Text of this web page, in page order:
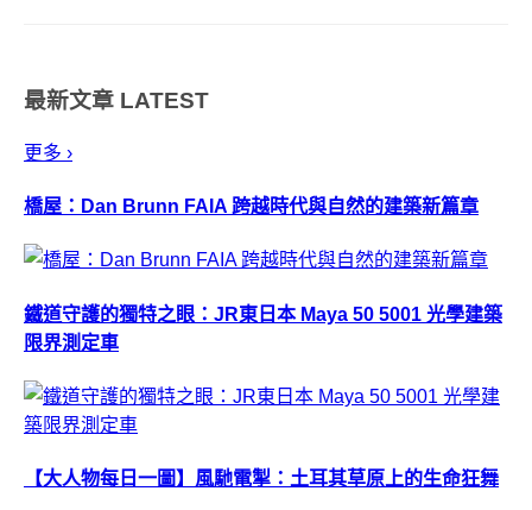
最新文章 LATEST
更多 ›
橋屋：Dan Brunn FAIA 跨越時代與自然的建築新篇章
鐵道守護的獨特之眼：JR東日本 Maya 50 5001 光學建築
限界測定車
【大人物每日一圖】風馳電掣：土耳其草原上的生命狂舞